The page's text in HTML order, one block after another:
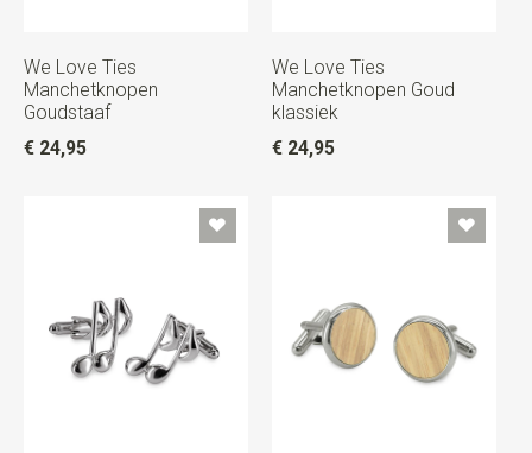
We Love Ties
Manchetknopen
Goudstaaf
€ 24,95
We Love Ties
Manchetknopen Goud
klassiek
€ 24,95